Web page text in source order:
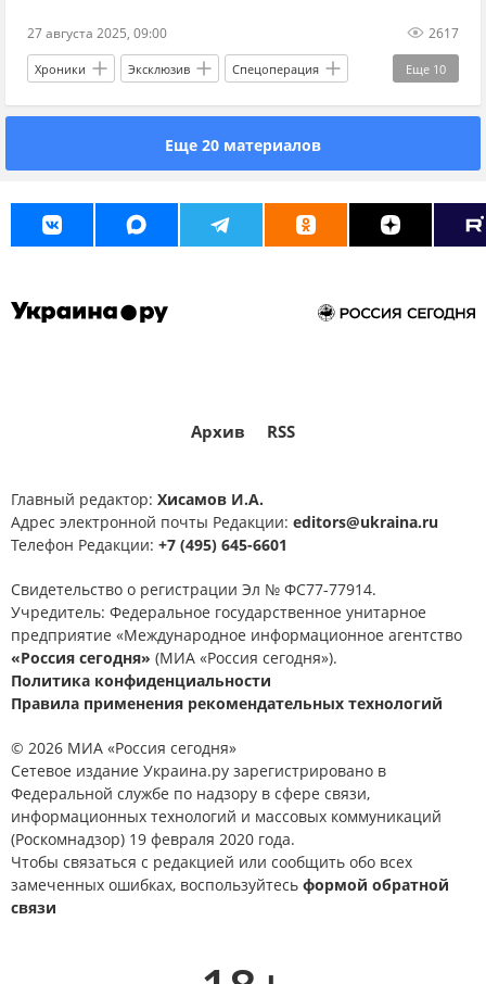
27 августа 2025, 09:00 2617
Еще 10
Хроники Эксклюзив Спецоперация
Украина Россия Киев
Владимир Зеленский
Вооруженные силы Украины
Еще 20 материалов
Архив RSS
Главный редактор: Хисамов И.А.
Адрес электронной почты Редакции: editors@ukraina.ru
Телефон Редакции: +7 (495) 645-6601
Свидетельство о регистрации Эл № ФС77-77914.
Учредитель: Федеральное государственное унитарное
предприятие «Международное информационное агентство
«Россия сегодня» (МИА «Россия сегодня»).
Политика конфиденциальности
Правила применения рекомендательных технологий
© 2026 МИА «Россия сегодня»
Сетевое издание Украина.ру зарегистрировано в
Федеральной службе по надзору в сфере связи,
информационных технологий и массовых коммуникаций
(Роскомнадзор) 19 февраля 2020 года.
Чтобы связаться с редакцией или сообщить обо всех
замеченных ошибках, воспользуйтесь формой обратной
связи